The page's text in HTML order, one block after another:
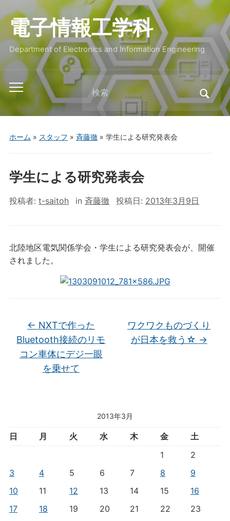
電子情報工学科
Department of Electronics and Information Engineering
Toggle
mobile
menu
Search
for:
ホーム » スタッフ » 斉藤徹» 学生による研究発表会
2013年3月
日 月 火 水 木 金
土
1
2
3
4 5 6 7 8
9
10
11 12 13 14 15
16
17
18 19 20 21 22
23
学生による研究発表会
投稿者: t-saitoh in 斉藤徹 投稿日: 2013年3月9日
北陸地区電気関係学会・学生による研究発表会が、開催
されました。
← NXTで作った
Bluetooth接続のリモ
コン車体にデジ一眼
を乗せて
ワクワクものづくり
が日本を救う☆ →